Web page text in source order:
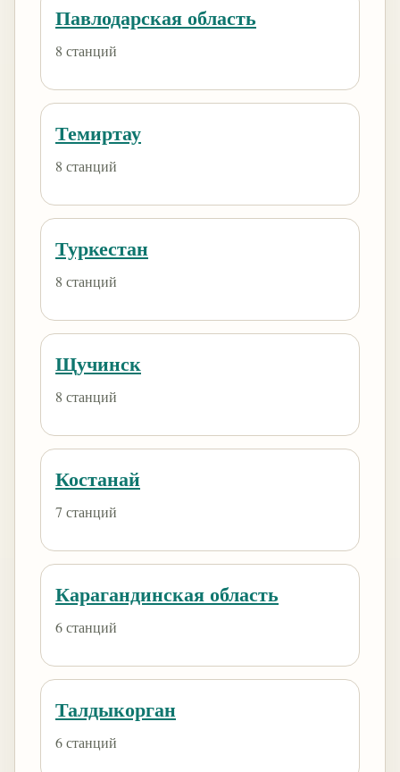
Павлодарская область
8 станций
Темиртау
8 станций
Туркестан
8 станций
Щучинск
8 станций
Костанай
7 станций
Карагандинская область
6 станций
Талдыкорган
6 станций